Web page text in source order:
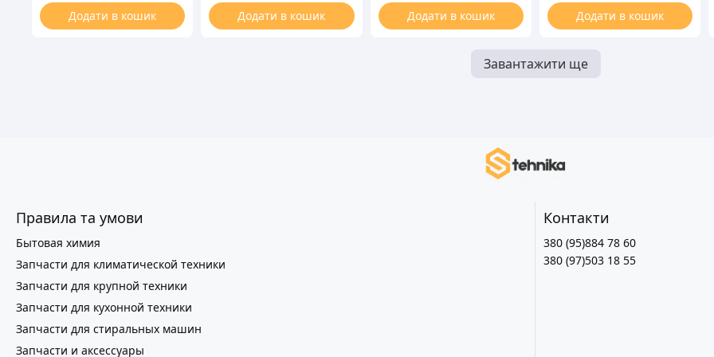
Додати в кошик Додати в кошик Додати в кошик Додати в кошик
Завантажити ще
Правила та умови
Бытовая химия
Запчасти для климатической техники
Запчасти для крупной техники
Запчасти для кухонной техники
Запчасти для стиральных машин
Запчасти и аксессуары
Контакти
380 (95)884 78 60
380 (97)503 18 55